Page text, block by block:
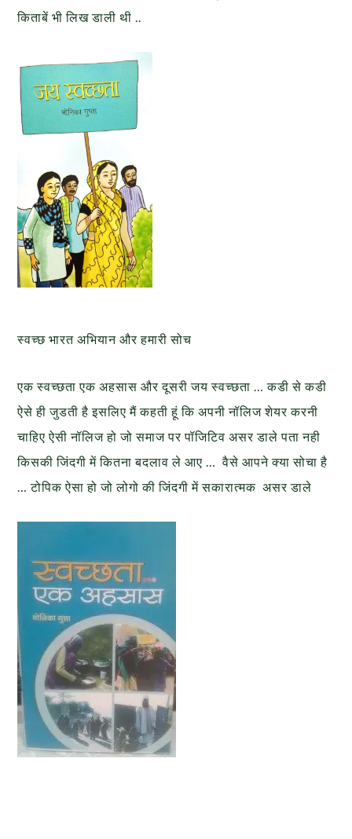
किताबें भी लिख डाली थी ..
स्वच्छ भारत अभियान और हमारी सोच
एक स्वच्छता एक अहसास और दूसरी जय स्वच्छता … कडी से कडी
ऐसे ही जुडती है इसलिए मैं कहती हूं कि अपनी नॉलिज शेयर करनी
चाहिए ऐसी नॉलिज हो जो समाज पर पॉजिटिव असर डाले पता नही
किसकी जिंदगी में कितना बदलाव ले आए … वैसे आपने क्या सोचा है
… टोपिक ऐसा हो जो लोगो की जिंदगी में सकारात्मक असर डाले